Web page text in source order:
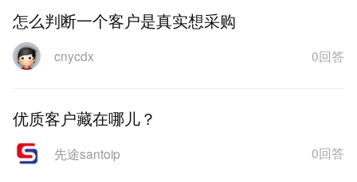
怎么判断一个客户是真实想采购
cnycdx 0回答
优质客户藏在哪儿？
先途santoip 0回答